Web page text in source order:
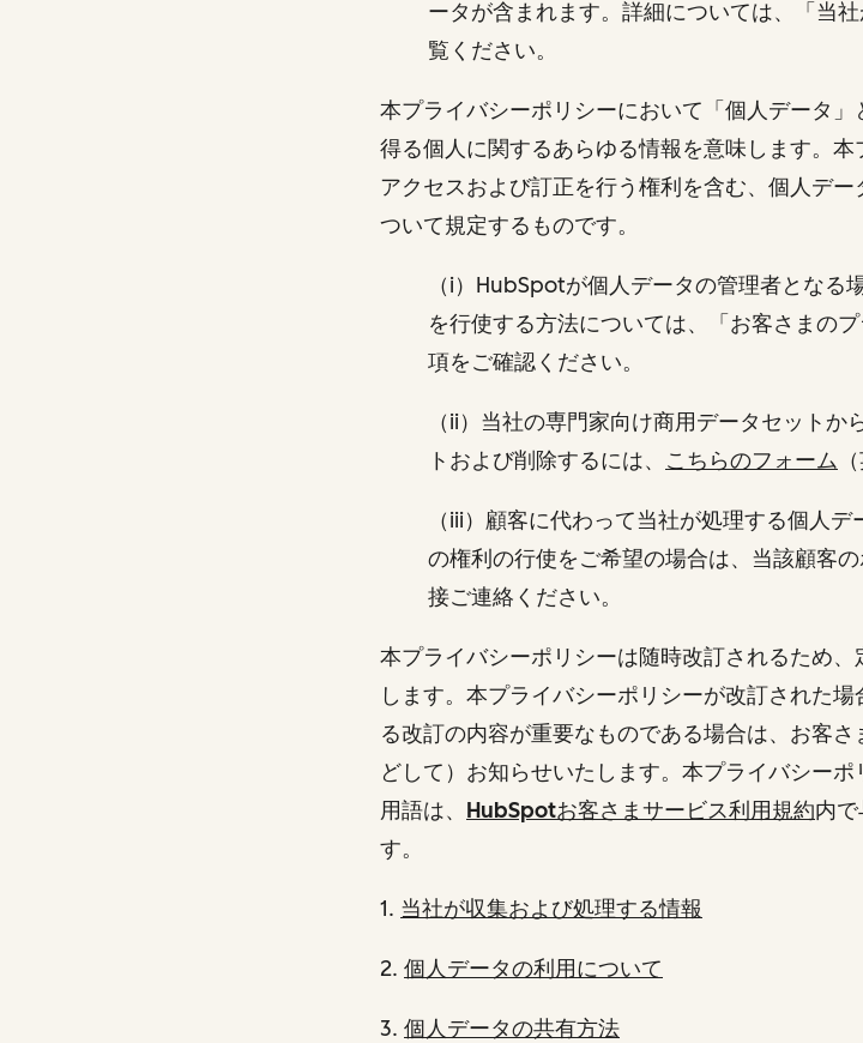
ータが含まれます。詳細については、「当
覧ください。
本プライバシーポリシーにおいて「個人データ
得る個人に関するあらゆる情報を意味します。
アクセスおよび訂正を行う権利を含む、個人デ
ついて規定するものです。
（i）HubSpotが個人データの管理者となる
を行使する方法については、「お客さまの
項をご確認ください。
（ii）当社の専門家向け商用データセット
トおよび削除するには、 こちらのフォーム
（iii）顧客に代わって当社が処理する個人
の権利の行使をご希望の場合は、当該顧客
接ご連絡ください。
本プライバシーポリシーは随時改訂されるため
します。本プライバシーポリシーが改訂された
る改訂の内容が重要なものである場合は、お客
どして）お知らせいたします。本プライバシー
用語は、 HubSpotお客さまサービス利用規約内
す。
1. 当社が収集および処理する情報
2. 個人データの利用について
3. 個人データの共有方法